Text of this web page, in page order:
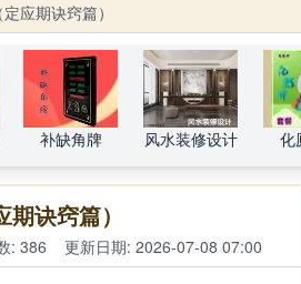
应期诀窍篇）
补缺角牌 风水装修设计 化
诀窍篇）
: 386 更新日期: 2026-07-08 07:00